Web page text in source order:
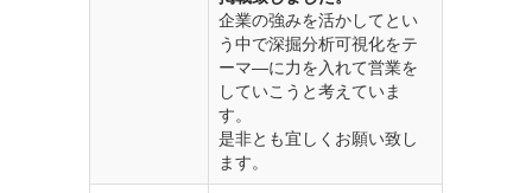
企業の強みを活かしてとい
う中で深掘分析可視化をテ
ーマ―に力を入れて営業を
していこうと考えていま
す。
是非とも宜しくお願い致し
ます。